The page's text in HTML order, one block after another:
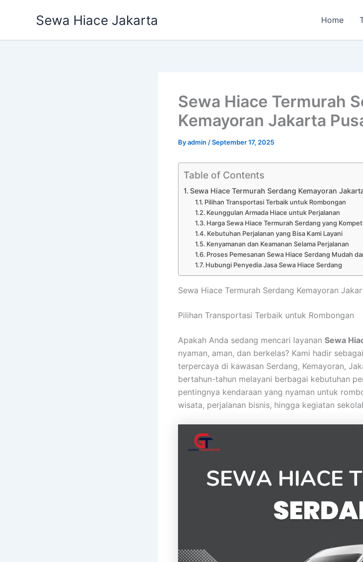
Sewa Hiace Jakarta Home
Sewa Hiace Termurah
Kemayoran Jakarta
Byadmin /September 17, 2025
Table of Contents
Sewa Hiace Termurah Serdang Kemayoran
Pilihan Transportasi Terbaik untuk Rombongan
Keunggulan Armada Hiace untuk Perjalanan
Harga Sewa Hiace Termurah Serdang yang
Kebutuhan Perjalanan yang Bisa Kami Layani
Kenyamanan dan Keamanan Selama Perjalanan
Proses Pemesanan Sewa Hiace Serdang Mudah
Hubungi Penyedia Jasa Sewa Hiace Serdang
Sewa Hiace Termurah Serdang Kemayoran
Pilihan Transportasi Terbaik untuk Rombongan
Apakah Anda sedang mencari layanan Sewa
nyaman, aman, dan berkelas? Kami hadir
terpercaya di kawasan Serdang, Kemayoran,
bertahun-tahun melayani berbagai kebutuhan
pentingnya kendaraan yang nyaman untuk
wisata, perjalanan bisnis, hingga kegiatan